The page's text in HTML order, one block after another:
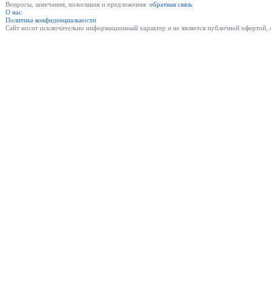
Вопросы, замечания, пожелания и предложения: обратная связь
О нас
Политика конфиденциальности
Cайт носит исключительно информационный характер и не является публичной